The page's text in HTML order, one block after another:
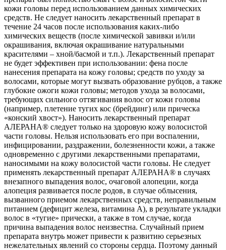
кожи головы перед использованием данных химических
средств. Не следует наносить лекарственный препарат в
течение 24 часов после использования каких-либо
химических веществ (после химической завивки и/или
окрашивания, включая окрашивание натуральными
красителями – хной/басмой и т.п.). Лекарственный препарат
не будет эффективен при использовании: фена после
нанесения препарата на кожу головы; средств по уходу за
волосами, которые могут вызвать образование рубцов, а также
глубокие ожоги кожи головы; методов ухода за волосами,
требующих сильного оттягивания волос от кожи головы
(например, плетение тугих кос (брейдинг) или прическа
«конский хвост»). Наносить лекарственный препарат
АЛЕРАНА® следует только на здоровую кожу волосистой
части головы. Нельзя использовать его при воспалении,
инфицировании, раздражении, болезненности кожи, а также
одновременно с другими лекарственными препаратами,
наносимыми на кожу волосистой части головы. Не следует
применять лекарственный препарат АЛЕРАНА® в случаях
внезапного выпадения волос, очаговой алопеции, когда
алопеция развивается после родов, в случае облысения,
вызванного приемом лекарственных средств, неправильным
питанием (дефицит железа, витамина А), в результате укладки
волос в «тугие» прически, а также в том случае, когда
причина выпадения волос неизвестна. Случайный прием
препарата внутрь может привести к развитию серьезных
нежелательных явлений со стороны сердца. Поэтому данный